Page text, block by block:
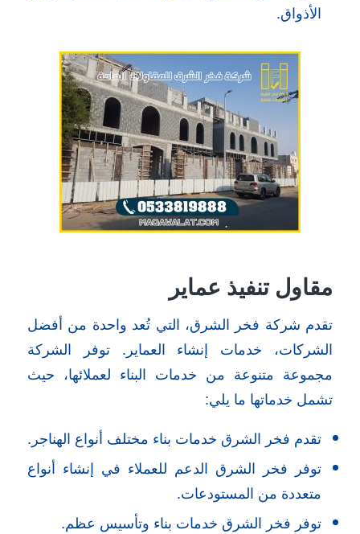
الأذواق.
مقاول تنفيذ عماير
تقدم شركة فخر الشرق، التي تُعد واحدة من أفضل
الشركات، خدمات إنشاء العماير. توفر الشركة
مجموعة متنوعة من خدمات البناء لعملائها، حيث
تشمل خدماتها ما يلي:
تقدم فخر الشرق خدمات بناء مختلف أنواع الهناجر.
توفر فخر الشرق الدعم للعملاء في إنشاء أنواع
متعددة من المستودعات.
توفر فخر الشرق خدمات بناء وتأسيس عظم.